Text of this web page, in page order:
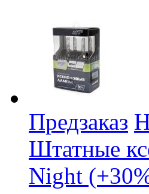
Предзаказ
Штатные
Night